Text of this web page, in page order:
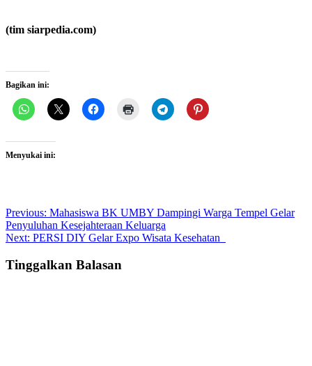
(tim siarpedia.com)
Bagikan ini:
Menyukai ini:
Post
navigation
Previous: Mahasiswa BK UMBY Dampingi Warga Tempel Gelar
Penyuluhan Kesejahteraan Keluarga
Next: PERSI DIY Gelar Expo Wisata Kesehatan
Tinggalkan Balasan